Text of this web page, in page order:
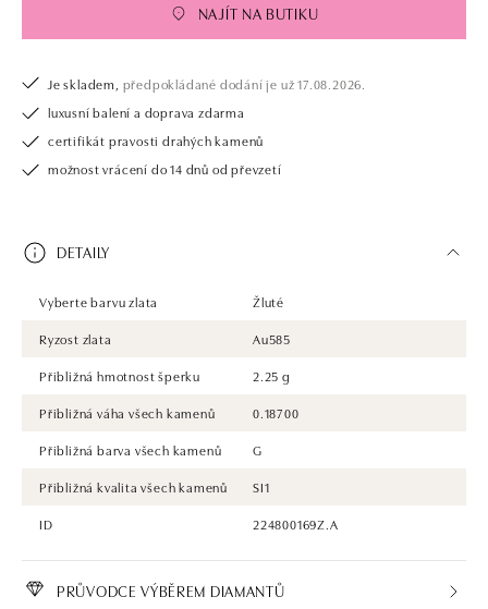
NAJÍT NA BUTIKU
Je skladem, předpokládané dodání je už 17.08.2026.
luxusní balení a doprava zdarma
certifikát pravosti drahých kamenů
možnost vrácení do 14 dnů od převzetí
DETAILY
Vyberte barvu zlata
Žluté
Ryzost zlata
Au585
Přibližná hmotnost šperku
2.25 g
Přibližná váha všech kamenů
0.18700
Přibližná barva všech kamenů
G
Přibližná kvalita všech kamenů
SI1
ID
224800169Z.A
PRŮVODCE VÝBĚREM DIAMANTŮ